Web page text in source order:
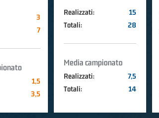
3
7
1,5
3,5
Realizzati:
15
Totali:
28
Media campionato
Realizzati:
7,5
Totali:
14